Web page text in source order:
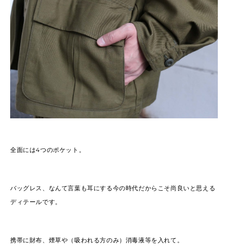
全面には4つのポケット。
バッグレス、なんて言葉も耳にする今の時代だからこそ尚良いと思える
ディテールです。
携帯に財布、煙草や（吸われる方のみ）消毒液等を入れて。